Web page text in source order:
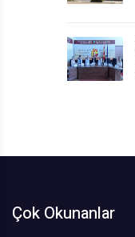
Çok Okunanlar